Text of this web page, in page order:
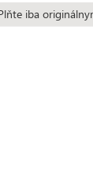
iba